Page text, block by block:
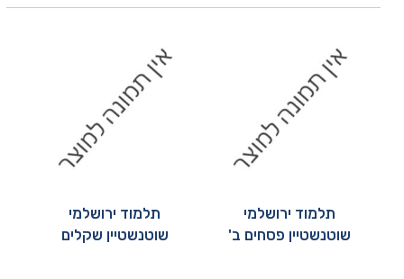
תלמוד ירושלמי
שוטנשטיין פסחים ב'
תלמוד ירושלמי
שוטנשטיין שקלים